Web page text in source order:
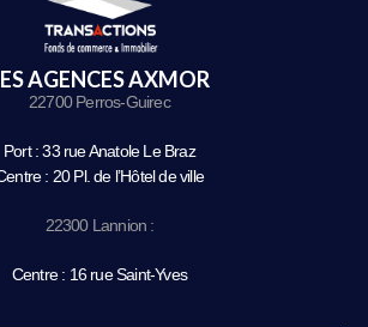
AGENCES AXMOR
22700 Perros-Guirec
Port : 33 rue Anatole Le Braz
: 20 Pl. de l’Hôtel de ville
22300 Lannion :
Centre : 16 rue Saint-Yves